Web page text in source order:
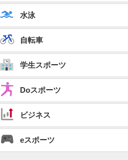
水泳
自転車
学生スポーツ
Doスポーツ
ビジネス
eスポーツ